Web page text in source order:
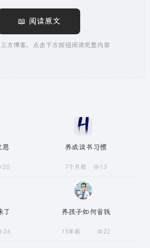
📖 阅读原文
方博客，点击下方按钮阅读完整内容
思
20
养成读书习惯
7个月前 13
了
26
养孩子如何省钱
15年前 22